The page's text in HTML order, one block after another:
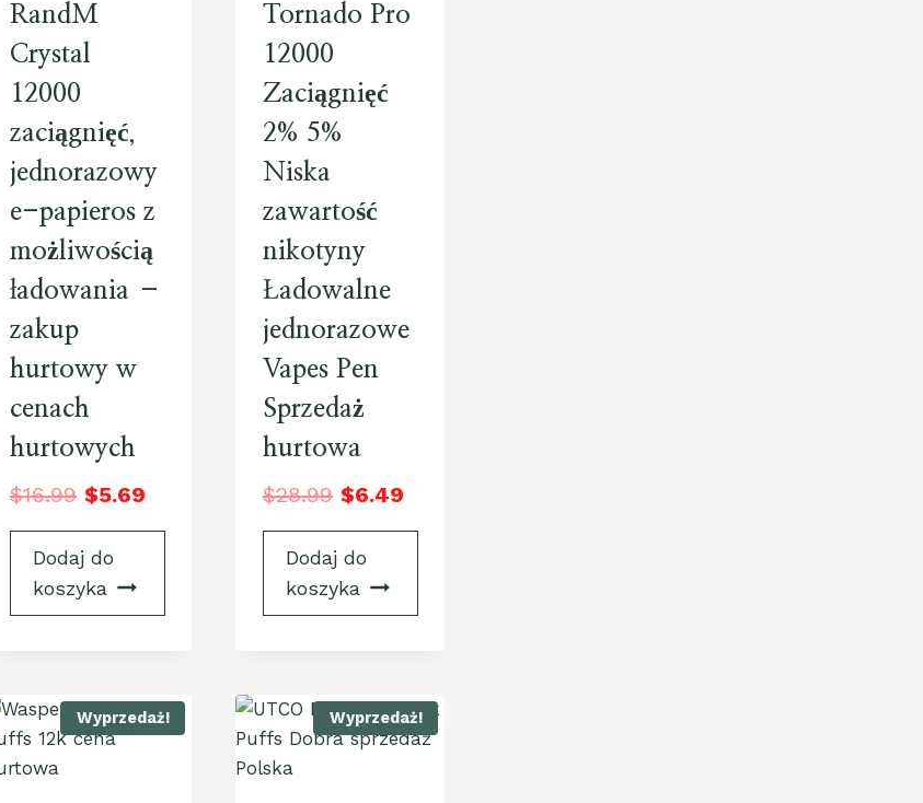
RandM
Crystal
12000
zaciągnięć,
jednorazowy
e-papieros z
możliwością
ładowania –
zakup
hurtowy w
cenach
hurtowych
$16.99 $5.69
Dodaj do
koszyka
Tornado Pro
12000
Zaciągnięć
2% 5%
Niska
zawartość
nikotyny
Ładowalne
jednorazowe
Vapes Pen
Sprzedaż
hurtowa
$28.99 $6.49
Dodaj do
koszyka
Wyprzedaż! Wyprzedaż!